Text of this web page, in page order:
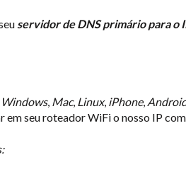
servidor de DNS primário para o
Windows, Mac, Linux, iPhone,
seu roteador WiFi o nosso IP